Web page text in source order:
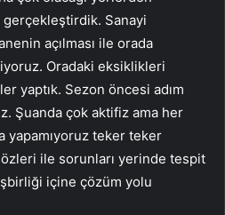
Sanayi
açılması ile orada
Oradaki eksiklikleri
yaptık. Sezon öncesi adım
Şuanda çok aktifiz ama her
yapamıyoruz teker teker
ile sorunları yerinde tespit
içine çözüm yolu